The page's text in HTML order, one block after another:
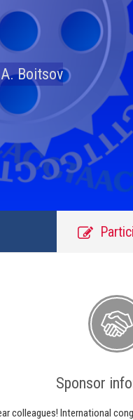
Boitsov
Sponsor
colleagues! International